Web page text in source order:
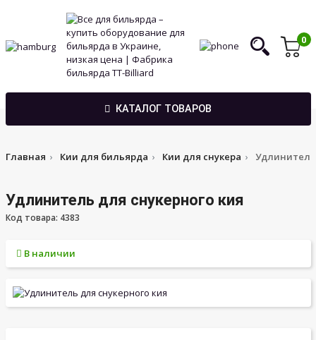
0
КАТАЛОГ ТОВАРОВ
Главная Кии для бильярда Кии для снукера Удлинитель
Удлинитель для снукерного кия
Код товара: 4383
В наличии